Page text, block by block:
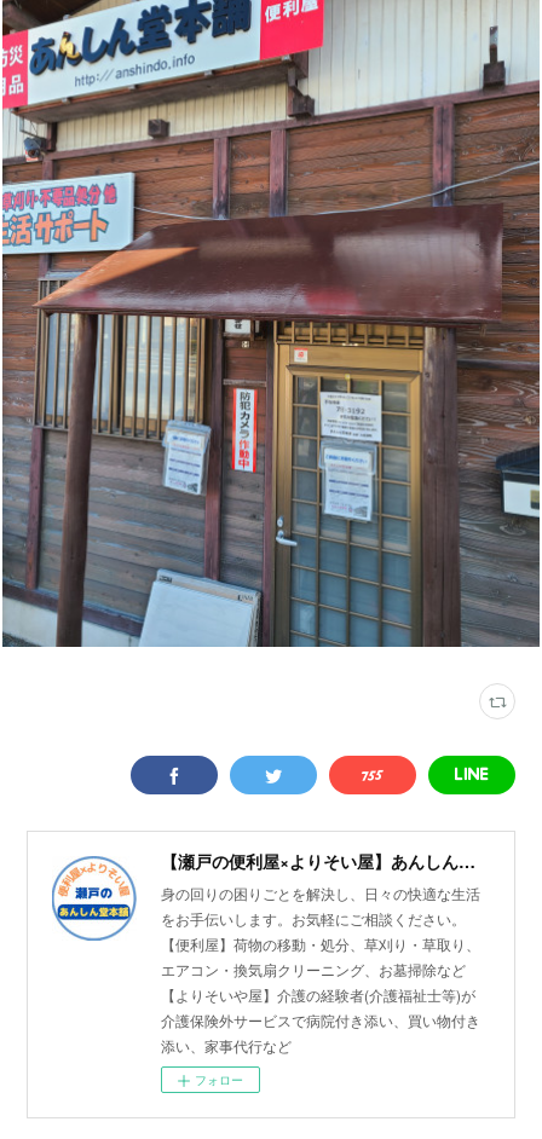
【瀬戸の便利屋×よりそい屋】あんしん堂本舗
身の回りの困りごとを解決し、日々の快適な生活
をお手伝いします。お気軽にご相談ください。
【便利屋】荷物の移動・処分、草刈り・草取り、
エアコン・換気扇クリーニング、お墓掃除など
【よりそいや屋】介護の経験者(介護福祉士等)が
介護保険外サービスで病院付き添い、買い物付き
添い、家事代行など
フォロー